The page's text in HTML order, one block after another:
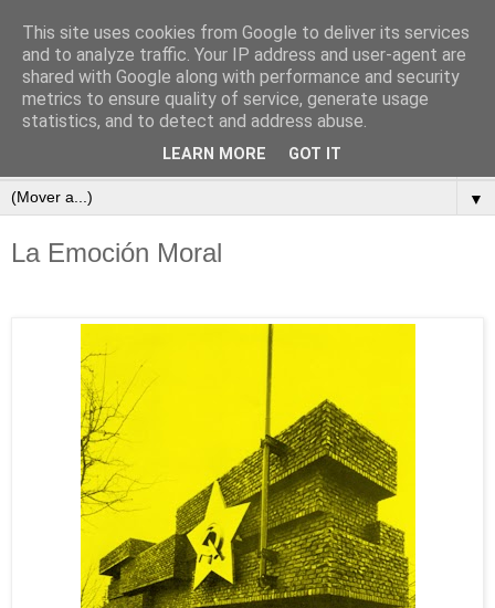
subtexto.es
—Escritos de José Ramón Otero Roko—
▼
La Emoción Moral
This site uses cookies from Google to deliver its services
and to analyze traffic. Your IP address and user-agent are
shared with Google along with performance and security
metrics to ensure quality of service, generate usage
statistics, and to detect and address abuse.
LEARN MORE GOT IT